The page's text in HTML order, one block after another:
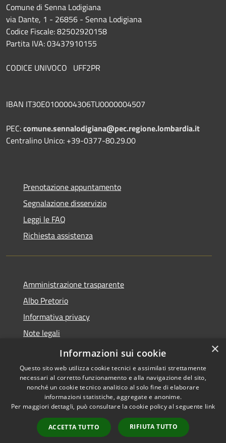
Comune di Senna Lodigiana
via Dante, 1 - 26856 - Senna Lodigiana
Codice Fiscale: 82502920158
Partita IVA: 03437910155
CODICE UNIVOCO UFF2PR
IBAN IT30E0100004306TU0000004507
PEC:comune.sennalodigiana@pec.regione.lombardia.it
Centralino Unico: +39-0377-80.29.00
Prenotazione appuntamento
Segnalazione disservizio
Leggi le FAQ
Richiesta assistenza
Amministrazione trasparente
Albo Pretorio
Informativa privacy
Note legali
Dichiarazione di accessibilità
Accessibilità
Copyright © 2026 • Comune di
Senna Lodigiana • Powered by
Municipium•
Accesso
redazione
×
Informazioni sui cookie
Questo sito web utilizza cookie tecnici e assimilati strettamente
necessari al corretto funzionamento e alla navigazione del sito,
nonché un cookie tecnico analitico al solo fine di elaborare
informazioni statistiche, aggregate e anonime.
Per maggiori dettagli, può consultare la cookie policy al seguente link
ACCETTA TUTTO RIFIUTA TUTTO